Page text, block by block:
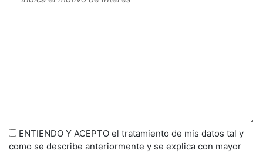
ENTIENDO Y ACEPTO el tratamiento de mis datos tal y
como se describe anteriormente y se explica con mayor